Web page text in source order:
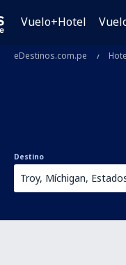
Vuelo+Hotel
eDestinos.com.pe
Destino